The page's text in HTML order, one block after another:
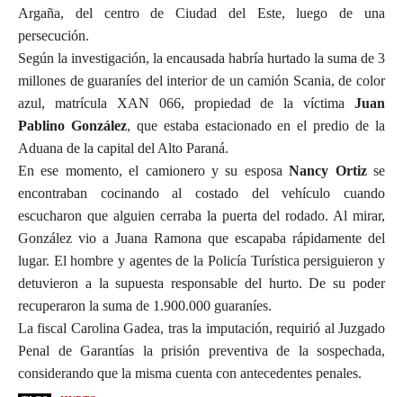
Argaña, del centro de Ciudad del Este, luego de una
persecución.
Según la investigación, la encausada habría hurtado la suma de 3
millones de guaraníes del interior de un camión Scania, de color
azul, matrícula XAN 066, propiedad de la víctima Juan
Pablino González, que estaba estacionado en el predio de la
Aduana de la capital del Alto Paraná.
En ese momento, el camionero y su esposaNancy Ortizse
encontraban cocinando al costado del vehículo cuando
escucharon que alguien cerraba la puerta del rodado. Al mirar,
González vio a Juana Ramona que escapaba rápidamente del
lugar. El hombre y agentes de la Policía Turística persiguieron y
detuvieron a la supuesta responsable del hurto. De su poder
recuperaron la suma de 1.900.000 guaraníes.
La fiscal Carolina Gadea, tras la imputación, requirió al Juzgado
Penal de Garantías la prisión preventiva de la sospechada,
considerando que la misma cuenta con antecedentes penales.